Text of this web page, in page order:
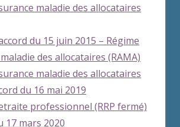
maladie des allocataires
du 15 juin 2015 – Régime
des allocataires (RAMA)
maladie des allocataires
du 16 mai 2019
professionnel (RRP fermé)
17 mars 2020